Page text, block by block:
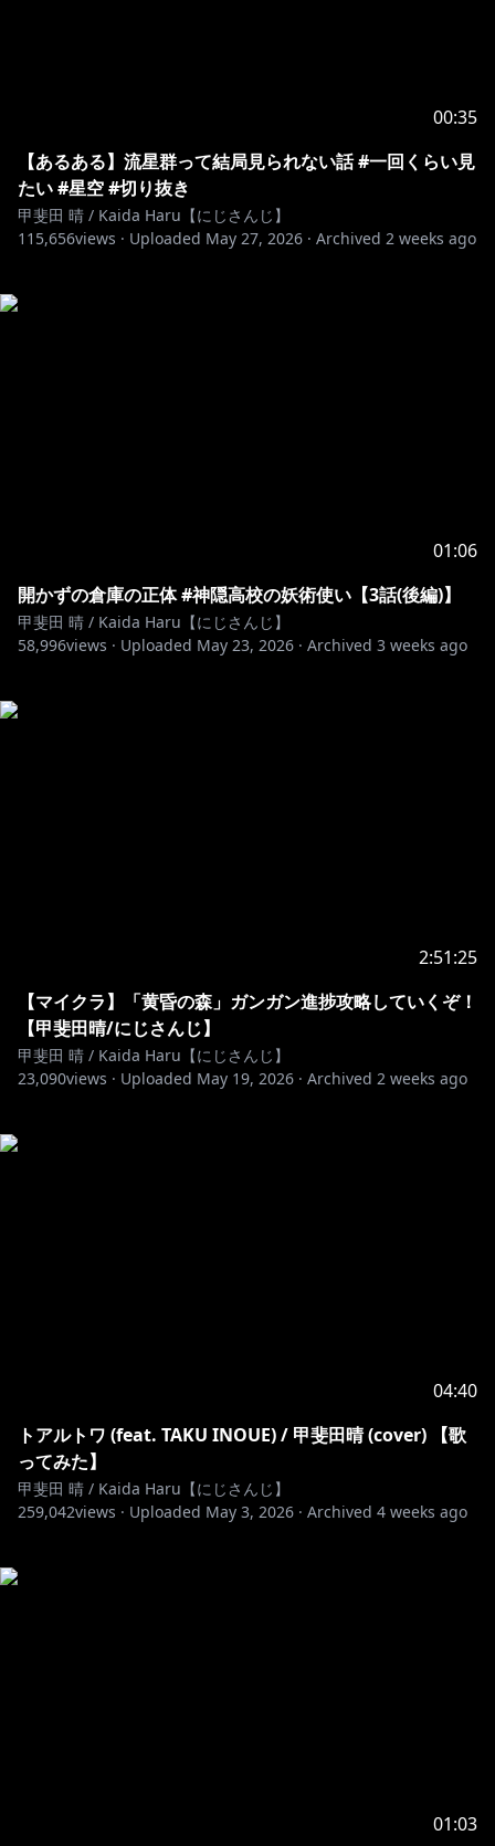
00:35
【あるある】流星群って結局見られない話 #一回くらい見
たい #星空 #切り抜き
甲斐田 晴 / Kaida Haru【にじさんじ】
115,656views · Uploaded May 27, 2026 · Archived 2 weeks ago
01:06
開かずの倉庫の正体 #神隠高校の妖術使い【3話(後編)】
甲斐田 晴 / Kaida Haru【にじさんじ】
58,996views · Uploaded May 23, 2026 · Archived 3 weeks ago
2:51:25
【マイクラ】「黄昏の森」ガンガン進捗攻略していくぞ！
【甲斐田晴/にじさんじ】
甲斐田 晴 / Kaida Haru【にじさんじ】
23,090views · Uploaded May 19, 2026 · Archived 2 weeks ago
04:40
トアルトワ (feat. TAKU INOUE) / 甲斐田晴 (cover) 【歌
ってみた】
甲斐田 晴 / Kaida Haru【にじさんじ】
259,042views · Uploaded May 3, 2026 · Archived 4 weeks ago
01:03